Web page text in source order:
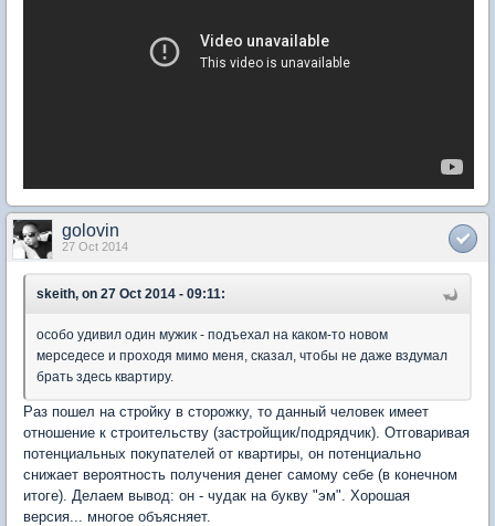
golovin
27 Oct 2014
skeith, on 27 Oct 2014 - 09:11:
особо удивил один мужик - подъехал на каком-то новом
мерседесе и проходя мимо меня, сказал, чтобы не даже вздумал
брать здесь квартиру.
Раз пошел на стройку в сторожку, то данный человек имеет
отношение к строительству (застройщик/подрядчик). Отговаривая
потенциальных покупателей от квартиры, он потенциально
снижает вероятность получения денег самому себе (в конечном
итоге). Делаем вывод: он - чудак на букву "эм". Хорошая
версия... многое объясняет.